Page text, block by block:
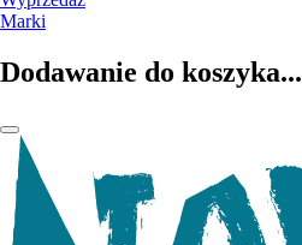
Marki
Dodawanie do koszyka...